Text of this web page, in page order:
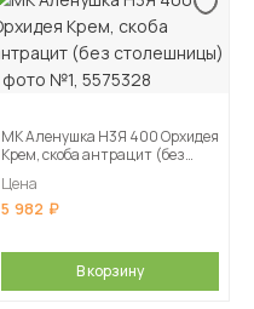
МК Аленушка Н3Я 400 Орхидея
Крем, скоба антрацит (без
Цена
5 982
В корзину